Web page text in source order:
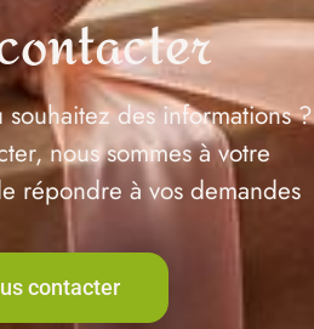
des informations ?
nous sommes à votre
répondre à vos demandes
contacter